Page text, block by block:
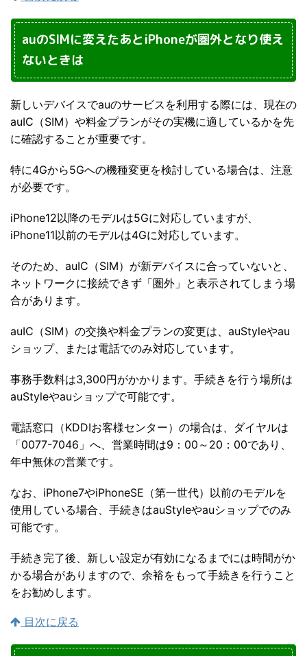
auのSIMに変えたあとiPhoneが圏外となり使え
ないときは
新しいデバイスでauのサービスを利用する際には、現在の
auIC（SIM）や料金プランがその実機に適しているかを先
に確認することが重要です。
特に4Gから5Gへの機種変更を検討している場合は、注意
が必要です。
iPhone12以降のモデルは5Gに対応していますが、
iPhone11以前のモデルは4Gに対応しています。
そのため、auIC（SIM）が新デバイスに合っていないと、
ネットワークに接続できず「圏外」と表示されてしまう場
合があります。
auIC（SIM）の交換や料金プランの変更は、auStyleやau
ショップ、または電話でのみ対応しています。
事務手数料は3,300円がかかります。手続きを行う場所は
auStyleやauショップで可能です。
電話窓口（KDDIお客様センター）の場合は、ダイヤルは
「0077-7046」へ、営業時間は9：00～20：00であり、
年中無休の営業です。
なお、iPhone7やiPhoneSE（第一世代）以前のモデルを
使用している場合、手続きはauStyleやauショップでのみ
可能です。
手続き完了後、新しい設定が有効になるまでには時間がか
かる場合がありますので、余裕をもって手続きを行うこと
をお勧めします。
目次に戻る